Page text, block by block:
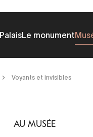
Le monument
Voyants et invisibles
AU MUSÉE